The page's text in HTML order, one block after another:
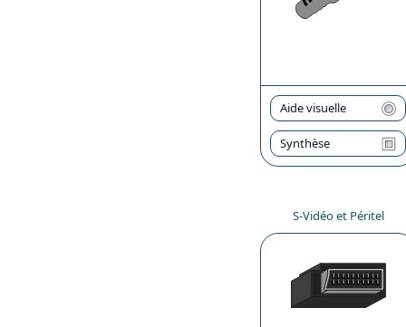
Aide visuelle
Synthèse
S-Vidéo et Péritel